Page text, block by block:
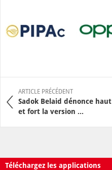
ARTICLE PRÉCÉDENT
Sadok Belaid dénonce haut
et fort la version ...
Téléchargez les applications